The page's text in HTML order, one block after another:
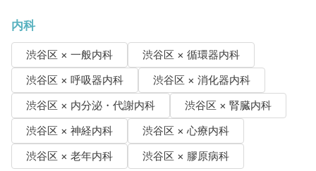
内科
渋谷区 × 一般内科
渋谷区 × 循環器内科
渋谷区 × 呼吸器内科
渋谷区 × 消化器内科
渋谷区 × 内分泌・代謝内科
渋谷区 × 腎臓内科
渋谷区 × 神経内科
渋谷区 × 心療内科
渋谷区 × 老年内科
渋谷区 × 膠原病科